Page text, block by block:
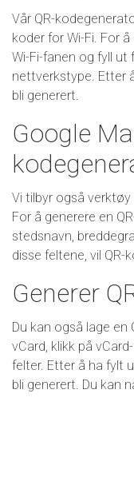
Vår QR-
koder for Wi-Fi. For å
Wi-Fi-fanen og fyll ut
nettverkstype. Etter
bli generert.
Google
Vi tilbyr også verktøy
For å generere en
stedsnavn,
disse feltene, vil QR-
Generer
Du kan også lage en
vCard, klikk på
felter. Etter å ha fylt
bli generert. Du kan